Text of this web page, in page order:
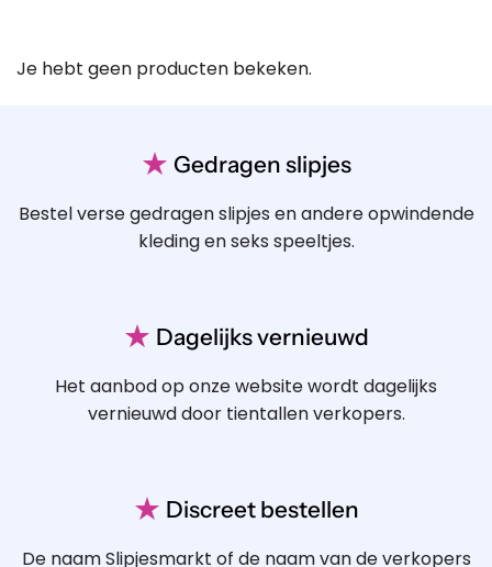
Je hebt geen producten bekeken.
★ Gedragen slipjes
Bestel verse gedragen slipjes en andere opwindende
kleding en seks speeltjes.
★ Dagelijks vernieuwd
Het aanbod op onze website wordt dagelijks
vernieuwd door tientallen verkopers.
★ Discreet bestellen
De naam Slipjesmarkt of de naam van de verkopers